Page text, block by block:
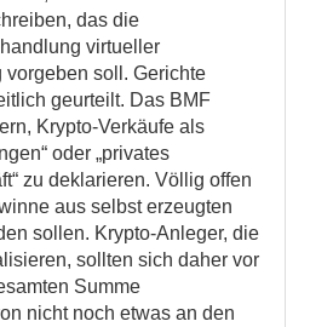
das die
virtueller
soll. Gerichte
geurteilt. Das BMF
Krypto-Verkäufe als
oder „privates
zu deklarieren. Völlig offen
aus selbst erzeugten
sollen. Krypto-Anleger, die
sollten sich daher vor
Summe
nicht noch etwas an den